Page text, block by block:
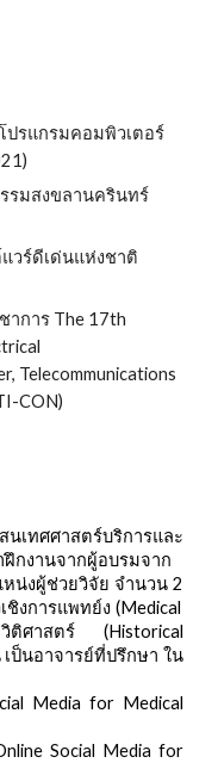
รแกรมคอมพิวเตอร์
รมสงขลานครินทร์
วร์ดีเด่นแห่งชาติ
าการ The 17th
Telecommunications
CON)
นเทศศาสตร์บริการและ
กงานจากผู้อบรมจาก
น่งผู้ช่วยวิจัย จำนวน 2
ชิงการแพทย์ง(Medical
วิติศาสตร์(Historical
เป็นอาจารย์ที่ปรึกษา ใน
Media for Medical
Social Media for